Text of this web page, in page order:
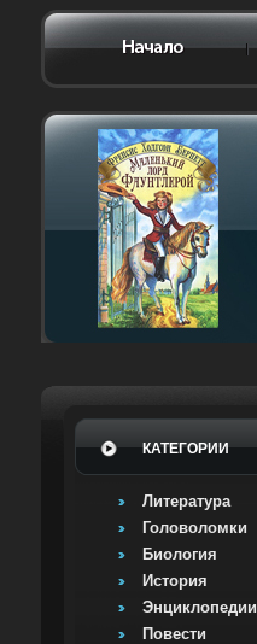
КАТЕГОРИИ
Литература
Головоломки
Биология
История
Энциклопедии
Повести